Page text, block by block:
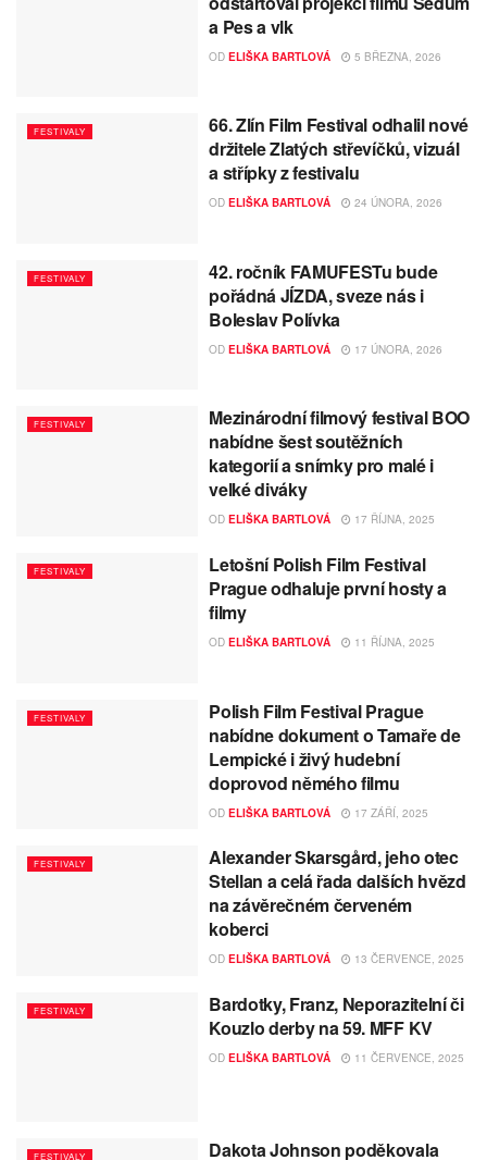
a Pes a vlk
OD ELIŠKA BARTLOVÁ 5 BŘEZNA, 2026
FESTIVALY
66. Zlín Film Festival odhalil nové
držitele Zlatých střevíčků, vizuál
a střípky z festivalu
OD ELIŠKA BARTLOVÁ 24 ÚNORA, 2026
FESTIVALY
42. ročník FAMUFESTu bude
pořádná JÍZDA, sveze nás i
Boleslav Polívka
OD ELIŠKA BARTLOVÁ 17 ÚNORA, 2026
FESTIVALY
Mezinárodní filmový festival BOO
nabídne šest soutěžních
kategorií a snímky pro malé i
velké diváky
OD ELIŠKA BARTLOVÁ 17 ŘÍJNA, 2025
FESTIVALY
Letošní Polish Film Festival
Prague odhaluje první hosty a
filmy
OD ELIŠKA BARTLOVÁ 11 ŘÍJNA, 2025
FESTIVALY
Polish Film Festival Prague
nabídne dokument o Tamaře de
Lempické i živý hudební
doprovod němého filmu
OD ELIŠKA BARTLOVÁ 17 ZÁŘÍ, 2025
FESTIVALY
Alexander Skarsgård, jeho otec
Stellan a celá řada dalších hvězd
na závěrečném červeném
koberci
OD ELIŠKA BARTLOVÁ 13 ČERVENCE, 2025
FESTIVALY
Bardotky, Franz, Neporazitelní či
Kouzlo derby na 59. MFF KV
OD ELIŠKA BARTLOVÁ 11 ČERVENCE, 2025
FESTIVALY
Dakota Johnson poděkovala